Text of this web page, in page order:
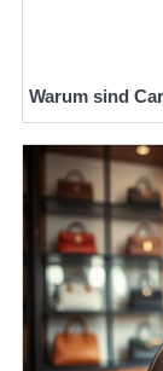
Warum sind